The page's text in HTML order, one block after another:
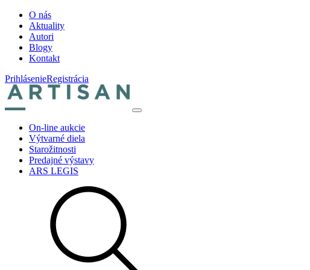
O nás
Aktuality
Autori
Blogy
Kontakt
PrihlásenieRegistrácia
On-line aukcie
Výtvarné diela
Starožitnosti
Predajné výstavy
ARS LEGIS